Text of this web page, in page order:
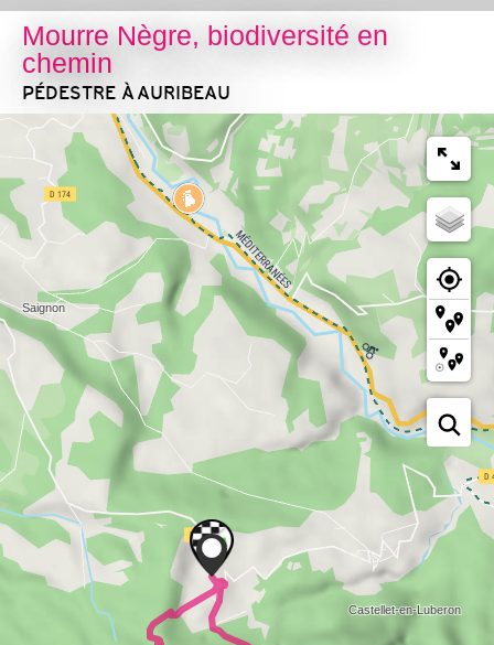
Mourre Nègre, biodiversité en
chemin
PÉDESTRE À AURIBEAU